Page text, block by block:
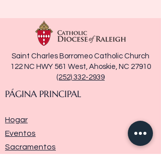
Saint Charles Borromeo Catholic Church
122 NC HWY 561 West, Ahoskie, NC 27910
(252) 332-2939
PÁGINA PRINCIPAL
Hogar
Eventos
Sacramentos